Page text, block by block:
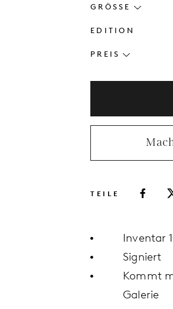
GRÖSSE
EDITION
PREIS
TEILE
Inventar
Signiert
Kommt
Galerie